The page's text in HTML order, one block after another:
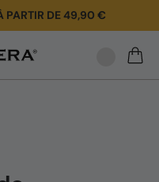
PARTIR DE 49,90 €